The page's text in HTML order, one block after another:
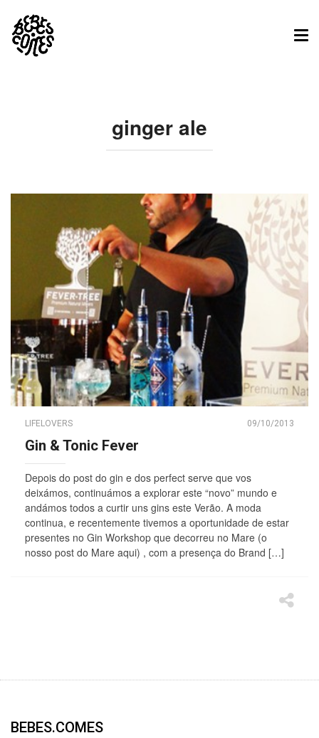
ginger ale
LIFELOVERS 09/10/2013
Gin & Tonic Fever
Depois do post do gin e dos perfect serve que vos
deixámos, continuámos a explorar este “novo” mundo e
andámos todos a curtir uns gins este Verão. A moda
continua, e recentemente tivemos a oportunidade de estar
presentes no Gin Workshop que decorreu no Mare (o
nosso post do Mare aqui) , com a presença do Brand […]
BEBES.COMES